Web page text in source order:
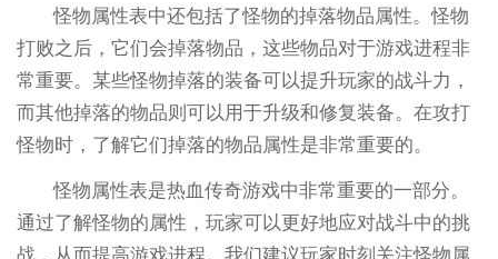
怪物属性表中还包括了怪物的掉落物品属性。怪物
打败之后，它们会掉落物品，这些物品对于游戏进程非
常重要。某些怪物掉落的装备可以提升玩家的战斗力，
而其他掉落的物品则可以用于升级和修复装备。在攻打
怪物时，了解它们掉落的物品属性是非常重要的。
怪物属性表是热血传奇游戏中非常重要的一部分。
通过了解怪物的属性，玩家可以更好地应对战斗中的挑